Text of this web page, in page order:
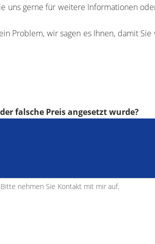
uns gerne für weitere Informationen
Problem, wir sagen es Ihnen, damit Sie
falsche Preis angesetzt wurde?